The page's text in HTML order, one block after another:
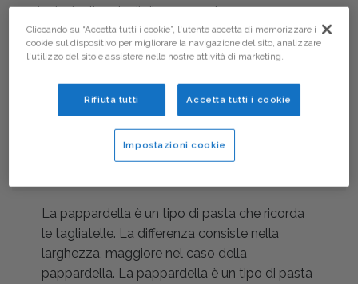
con i principali metodi di pagamento.
La pappardella è un tipo di pasta che ricorda
le tagliatelle. La differenza consiste nella
larghezza, maggiore nel caso della
pappardella. La pappardella è un tipo di pasta
Cliccando su “Accetta tutti i cookie”, l'utente accetta di memorizzare i
cookie sul dispositivo per migliorare la navigazione del sito, analizzare
l'utilizzo del sito e assistere nelle nostre attività di marketing.
Rifiuta tutti Accetta tutti i cookie
Impostazioni cookie